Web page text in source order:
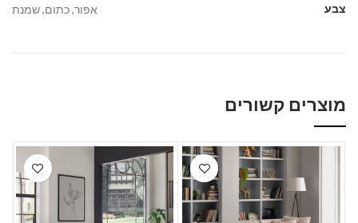
צבע אפור, כתום, שמנת
מוצרים קשורים